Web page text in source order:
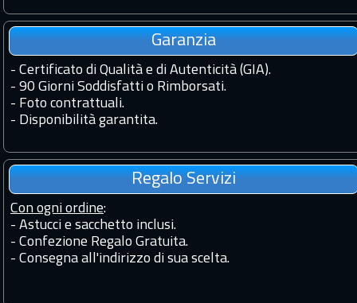
Garanzia
- Certificato di Qualità e di Autenticità (GIA).
- 90 Giorni Soddisfatti o Rimborsati.
- Foto contrattuali.
- Disponibilità garantita.
Regalo Servizi
Con ogni ordine:
- Astucci e sacchetto inclusi.
- Confezione Regalo Gratuita.
- Consegna all'indirizzo di sua scelta.